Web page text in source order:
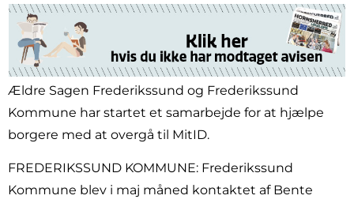
Ældre Sagen Frederikssund og Frederikssund
Kommune har startet et samarbejde for at hjælpe
borgere med at overgå til MitID.
FREDERIKSSUND KOMMUNE: Frederikssund
Kommune blev i maj måned kontaktet af Bente